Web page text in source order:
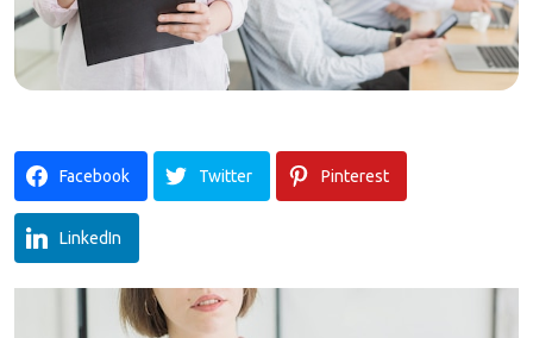
Facebook Twitter Pinterest
LinkedIn